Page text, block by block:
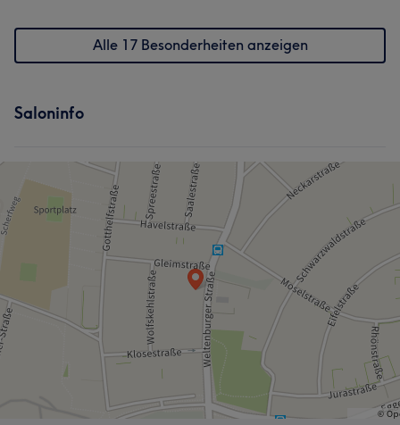
Alle 17 Besonderheiten anzeigen
Saloninfo